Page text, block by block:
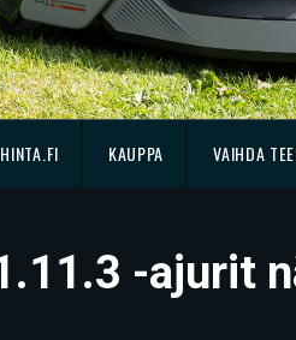
HINTA.FI KAUPPA VAIHDA
-ajurit